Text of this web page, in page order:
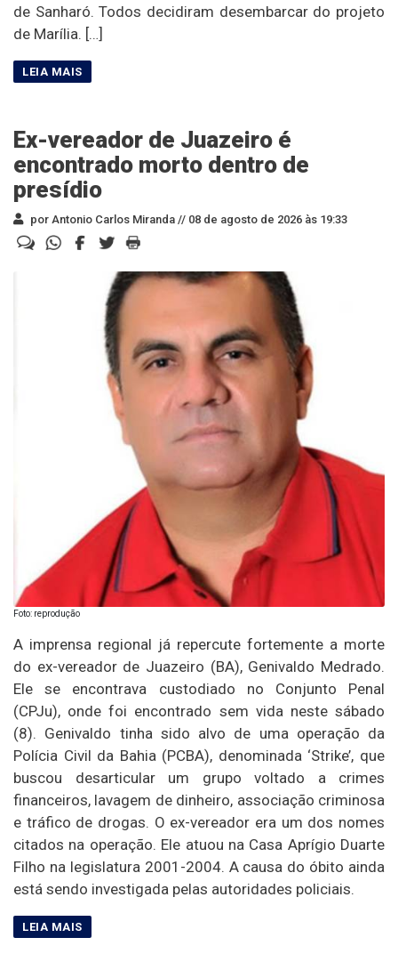
de Sanharó. Todos decidiram desembarcar do projeto
de Marília. […]
Ex-vereador de Juazeiro é
encontrado morto dentro de
presídio
por Antonio Carlos Miranda // 08 de agosto de 2026 às 19:33
Foto: reprodução
A imprensa regional já repercute fortemente a morte
do ex-vereador de Juazeiro (BA), Genivaldo Medrado.
Ele se encontrava custodiado no Conjunto Penal
(CPJu), onde foi encontrado sem vida neste sábado
(8). Genivaldo tinha sido alvo de uma operação da
Polícia Civil da Bahia (PCBA), denominada ‘Strike’, que
buscou desarticular um grupo voltado a crimes
financeiros, lavagem de dinheiro, associação criminosa
e tráfico de drogas. O ex-vereador era um dos nomes
citados na operação. Ele atuou na Casa Aprígio Duarte
Filho na legislatura 2001-2004. A causa do óbito ainda
está sendo investigada pelas autoridades policiais.